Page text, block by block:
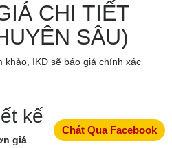
CHI TIẾT
SÂU)
IKD sẽ báo giá chính xác
kế
giá
Chát Qua Facebook